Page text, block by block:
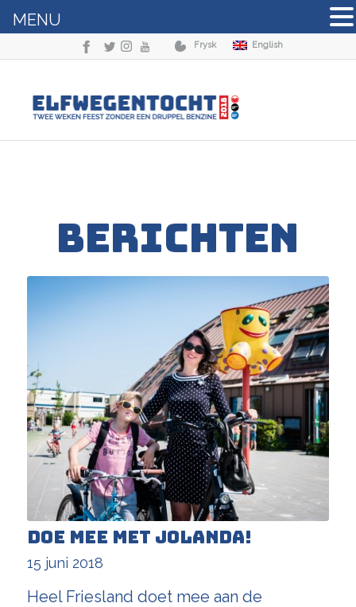
Frysk English
BERICHTEN
Doe mee met Jolanda!
15 juni 2018
Heel Friesland doet mee aan de
MENU